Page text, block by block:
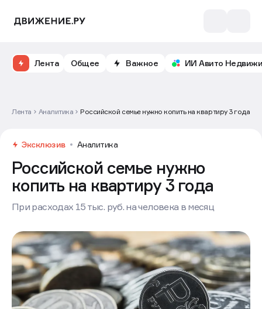
Лента Общее Важное ИИ Авито
Лента Аналитика Российской семье нужно копить на квартиру 3 года
Эксклюзив Аналитика
Российской семье нужно
копить на квартиру 3 года
При расходах 15 тыс. руб. на человека в месяц